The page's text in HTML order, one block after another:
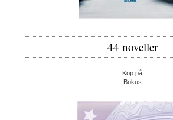
44 noveller
Köp på
Bokus